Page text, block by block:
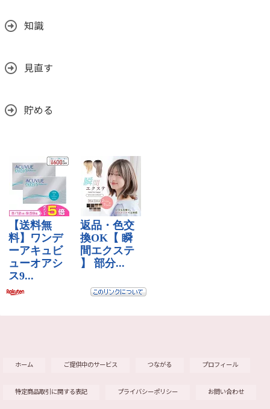
知識
見直す
貯める
ホーム ご提供中のサービス つながる プロフィール
特定商品取引に関する表記 プライバシーポリシー お問い合わせ